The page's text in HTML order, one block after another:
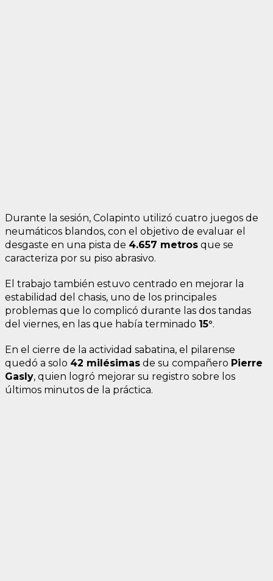
Durante la sesión, Colapinto utilizó cuatro juegos de
neumáticos blandos, con el objetivo de evaluar el
desgaste en una pista de 4.657 metros que se
caracteriza por su piso abrasivo.
El trabajo también estuvo centrado en mejorar la
estabilidad del chasis, uno de los principales
problemas que lo complicó durante las dos tandas
del viernes, en las que había terminado 15°.
En el cierre de la actividad sabatina, el pilarense
quedó a solo 42 milésimas de su compañero Pierre
Gasly, quien logró mejorar su registro sobre los
últimos minutos de la práctica.